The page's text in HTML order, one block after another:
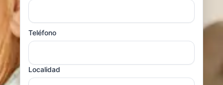
Teléfono
Localidad